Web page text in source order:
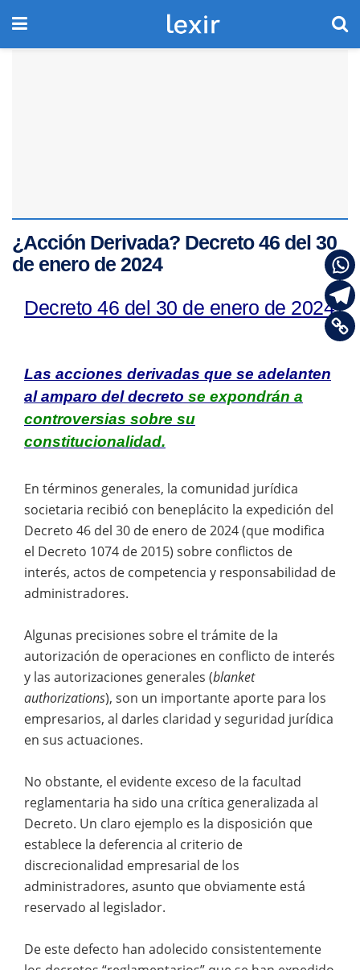
¿Acción Derivada? Decreto 46 del 30
de enero de 2024
Decreto 46 del 30 de enero de 2024
Las acciones derivadas que se adelanten
al amparo del decreto se expondrán a
controversias sobre su
constitucionalidad.
En términos generales, la comunidad jurídica
societaria recibió con beneplácito la expedición del
Decreto 46 del 30 de enero de 2024 (que modifica
el Decreto 1074 de 2015) sobre conflictos de
interés, actos de competencia y responsabilidad de
administradores.
Algunas precisiones sobre el trámite de la
autorización de operaciones en conflicto de interés
y las autorizaciones generales (blanket
authorizations), son un importante aporte para los
empresarios, al darles claridad y seguridad jurídica
en sus actuaciones.
No obstante, el evidente exceso de la facultad
reglamentaria ha sido una crítica generalizada al
Decreto. Un claro ejemplo es la disposición que
establece la deferencia al criterio de
discrecionalidad empresarial de los
administradores, asunto que obviamente está
reservado al legislador.
De este defecto han adolecido consistentemente